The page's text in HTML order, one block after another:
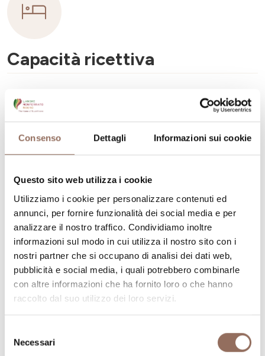
Consenso Dettagli Informazioni sui cookie
Questo sito web utilizza i cookie
Utilizziamo i cookie per personalizzare contenuti ed
annunci, per fornire funzionalità dei social media e per
analizzare il nostro traffico. Condividiamo inoltre
informazioni sul modo in cui utilizza il nostro sito con i
nostri partner che si occupano di analisi dei dati web,
pubblicità e social media, i quali potrebbero combinarle
con altre informazioni che ha fornito loro o che hanno
raccolto dal suo utilizzo dei loro servizi.
delNecessari
Capacità ricettiva
Numero di bagni:
Numero letti:
La tua vacanza
Pianifica dove dormire, dove mangiare, cosa fare e
visitare in ogni angolo di Langhe Monferrato Roero, con
un occhio al meteo in tempo reale